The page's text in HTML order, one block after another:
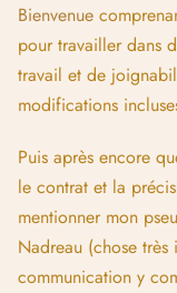
Bienvenue
pour travailler dans
travail et de
modifications
Puis après encore
le contrat et la
mentionner mon
Nadreau (chose
communication y